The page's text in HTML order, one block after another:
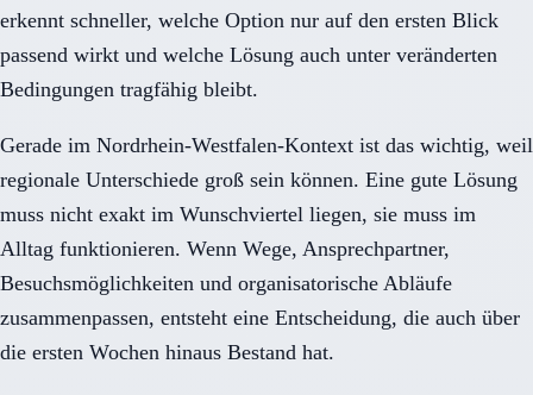
erkennt schneller, welche Option nur auf den ersten Blick
passend wirkt und welche Lösung auch unter veränderten
Bedingungen tragfähig bleibt.
Gerade im Nordrhein-Westfalen-Kontext ist das wichtig, weil
regionale Unterschiede groß sein können. Eine gute Lösung
muss nicht exakt im Wunschviertel liegen, sie muss im
Alltag funktionieren. Wenn Wege, Ansprechpartner,
Besuchsmöglichkeiten und organisatorische Abläufe
zusammenpassen, entsteht eine Entscheidung, die auch über
die ersten Wochen hinaus Bestand hat.